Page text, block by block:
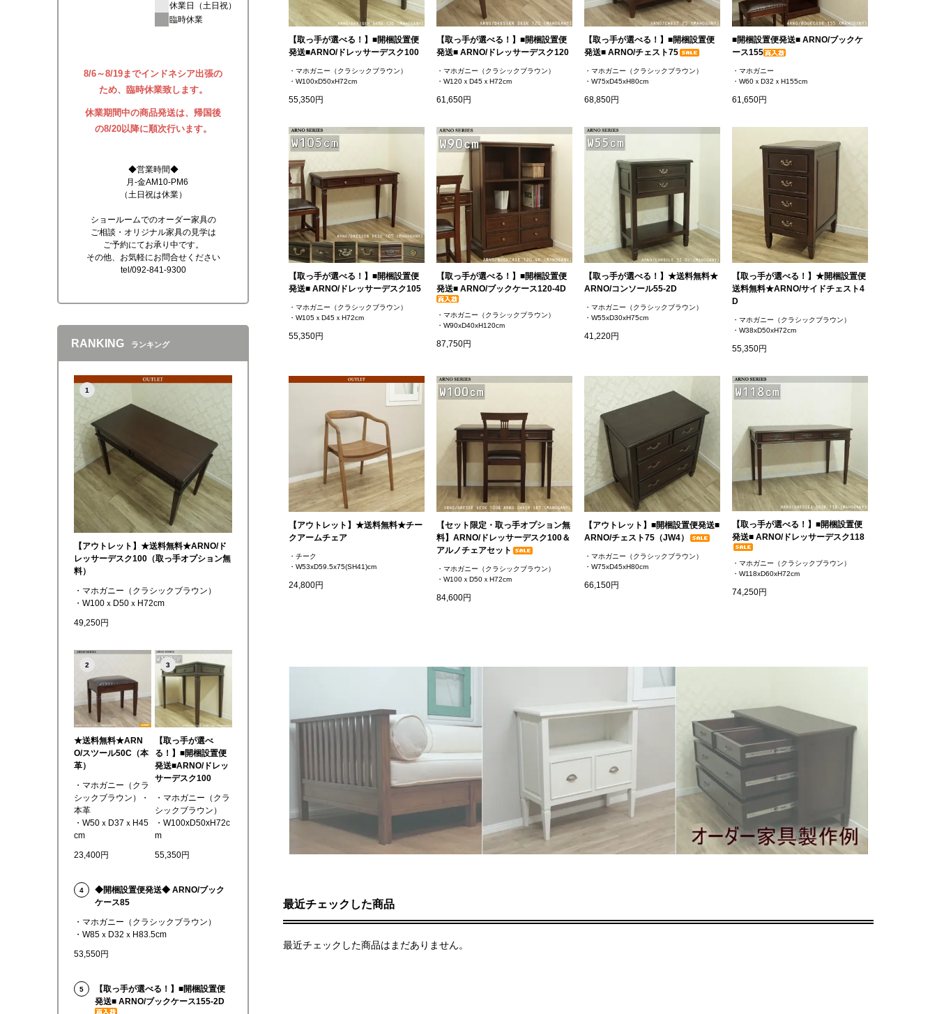
【取っ手が選べる！】■開梱設置便
発送■ARNO/ドレッサーデスク100
・マホガニー（クラシックブラウン）
・W100xD50xH72cm
55,350円
【取っ手が選べる！】■開梱設置便
発送■ ARNO/ドレッサーデスク120
・マホガニー（クラシックブラウン）
・W120ｘD45ｘH72cm
61,650円
【取っ手が選べる！】■開梱設置便
発送■ ARNO/チェスト75
・マホガニー（クラシックブラウン）
・W75xD45xH80cm
68,850円
■開梱設置便発送■ ARNO/ブックケ
ース155
・マホガニー
・W60ｘD32ｘH155cm
61,650円
【取っ手が選べる！】■開梱設置便
発送■ ARNO/ドレッサーデスク105
・マホガニー（クラシックブラウン）
・W105ｘD45ｘH72cm
55,350円
【取っ手が選べる！】■開梱設置便
発送■ ARNO/ブックケース120-4D
・マホガニー（クラシックブラウン）
・W90xD40xH120cm
87,750円
【取っ手が選べる！】★送料無料★
ARNO/コンソール55-2D
・マホガニー（クラシックブラウン）
・W55xD30xH75cm
41,220円
【取っ手が選べる！】★開梱設置便
送料無料★ARNO/サイドチェスト4
D
・マホガニー（クラシックブラウン）
・W38xD50xH72cm
55,350円
【アウトレット】★送料無料★チー
クアームチェア
・チーク
・W53xD59.5x75(SH41)cm
24,800円
【セット限定・取っ手オプション無
料】ARNO/ドレッサーデスク100＆
アルノチェアセット
・マホガニー（クラシックブラウン）
・W100ｘD50ｘH72cm
84,600円
【アウトレット】■開梱設置便発送■
ARNO/チェスト75（JW4）
・マホガニー（クラシックブラウン）
・W75xD45xH80cm
66,150円
【取っ手が選べる！】■開梱設置便
発送■ ARNO/ドレッサーデスク118
・マホガニー（クラシックブラウン）
・W118xD60xH72cm
74,250円
最近チェックした商品
最近チェックした商品はまだありません。
休業日（土日祝）
臨時休業
8/6～8/19までインドネシア出張の
ため、臨時休業致します。
休業期間中の商品発送は、帰国後
の8/20以降に順次行います。
◆営業時間◆
月-金AM10-PM6
（土日祝は休業）
ショールームでのオーダー家具の
ご相談・オリジナル家具の見学は
ご予約にてお承り中です。
その他、お気軽にお問合せください
tel/092-841-9300
RANKING ランキング
1
【アウトレット】★送料無料★ARNO/ド
レッサーデスク100（取っ手オプション無
料）
・マホガニー（クラシックブラウン）
・W100ｘD50ｘH72cm
49,250円
2
★送料無料★ARN
O/スツール50C（本
革）
・マホガニー（クラ
シックブラウン）・
本革
・W50ｘD37ｘH45
cm
23,400円
3
【取っ手が選べ
る！】■開梱設置便
発送■ARNO/ドレッ
サーデスク100
・マホガニー（クラ
シックブラウン）
・W100xD50xH72c
m
55,350円
4
◆開梱設置便発送◆ ARNO/ブック
ケース85
・マホガニー（クラシックブラウン）
・W85ｘD32ｘH83.5cm
53,550円
5
【取っ手が選べる！】■開梱設置便
発送■ ARNO/ブックケース155-2D